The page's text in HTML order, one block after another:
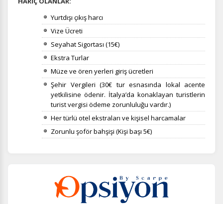
Yurtdışı çıkış harcı
Vize Ücreti
Seyahat Sigortası (15€)
Ekstra Turlar
Müze ve ören yerleri giriş ücretleri
Şehir Vergileri (30€ tur esnasında lokal acente
yetkilisine ödenir. İtalya’da konaklayan turistlerin
turist vergisi ödeme zorunluluğu vardır.)
Her türlü otel ekstraları ve kişisel harcamalar
Zorunlu şoför bahşişi (Kişi başı 5€)